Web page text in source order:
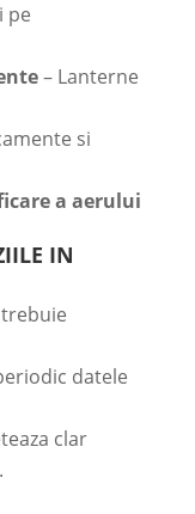
pe
– Lanterne
si
a aerului
IN
datele
clar